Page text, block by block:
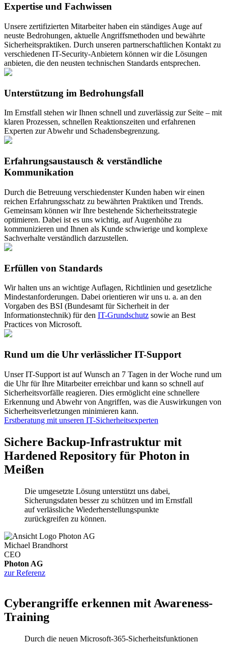
Expertise und Fachwissen
Unsere zertifizierten Mitarbeiter haben ein ständiges Auge auf
neuste Bedrohungen, aktuelle Angriffsmethoden und bewährte
Sicherheitspraktiken. Durch unseren partnerschaftlichen Kontakt zu
verschiedenen IT-Security-Anbietern können wir die Lösungen
anbieten, die den neusten technischen Standards entsprechen.
Unterstützung im Bedrohungsfall
Im Ernstfall stehen wir Ihnen schnell und zuverlässig zur Seite – mit
klaren Prozessen, schnellen Reaktionszeiten und erfahrenen
Experten zur Abwehr und Schadensbegrenzung.
Erfahrungsaustausch & verständliche
Kommunikation
Durch die Betreuung verschiedenster Kunden haben wir einen
reichen Erfahrungsschatz zu bewährten Praktiken und Trends.
Gemeinsam können wir Ihre bestehende Sicherheitsstrategie
optimieren. Dabei ist es uns wichtig, auf Augenhöhe zu
kommunizieren und Ihnen als Kunde schwierige und komplexe
Sachverhalte verständlich darzustellen.
Erfüllen von Standards
Wir halten uns an wichtige Auflagen, Richtlinien und gesetzliche
Mindestanforderungen. Dabei orientieren wir uns u. a. an den
Vorgaben des BSI (Bundesamt für Sicherheit in der
Informationstechnik) für den IT-Grundschutz sowie an Best
Practices von Microsoft.
Rund um die Uhr verlässlicher IT-Support
Unser IT-Support ist auf Wunsch an 7 Tagen in der Woche rund um
die Uhr für Ihre Mitarbeiter erreichbar und kann so schnell auf
Sicherheitsvorfälle reagieren. Dies ermöglicht eine schnellere
Erkennung und Abwehr von Angriffen, was die Auswirkungen von
Sicherheitsverletzungen minimieren kann.
Erstberatung mit unseren IT-Sicherheitsexperten
Sichere Backup-Infrastruktur mit
Hardened Repository für Photon in
Meißen
Die umgesetzte Lösung unterstützt uns dabei,
Sicherungsdaten besser zu schützen und im Ernstfall
auf verlässliche Wiederherstellungspunkte
zurückgreifen zu können.
Michael Brandhorst
CEO
Photon AG
zur Referenz
Cyberangriffe erkennen mit Awareness-
Training
Durch die neuen Microsoft-365-Sicherheitsfunktionen